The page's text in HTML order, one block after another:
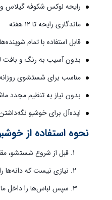
رایحه لوکس شکوفه گیلاس
ماندگاری رایحه تا ۱۲ هفته
قابل استفاده با تمام
بدون آسیب به رنگ و بافت
مناسب برای شستشوی
بدون نیاز به تنظیم مجدد
ایده‌آل برای خوشبو
نحوه استفاده از
قبل از شروع شستشو،
نیازی نیست که دانه‌ها
سپس لباس‌ها را داخل